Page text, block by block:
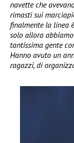
navette che
rimasti sui
finalmente la linea
solo allora
tantissima gente
Hanno avuto un
ragazzi, di